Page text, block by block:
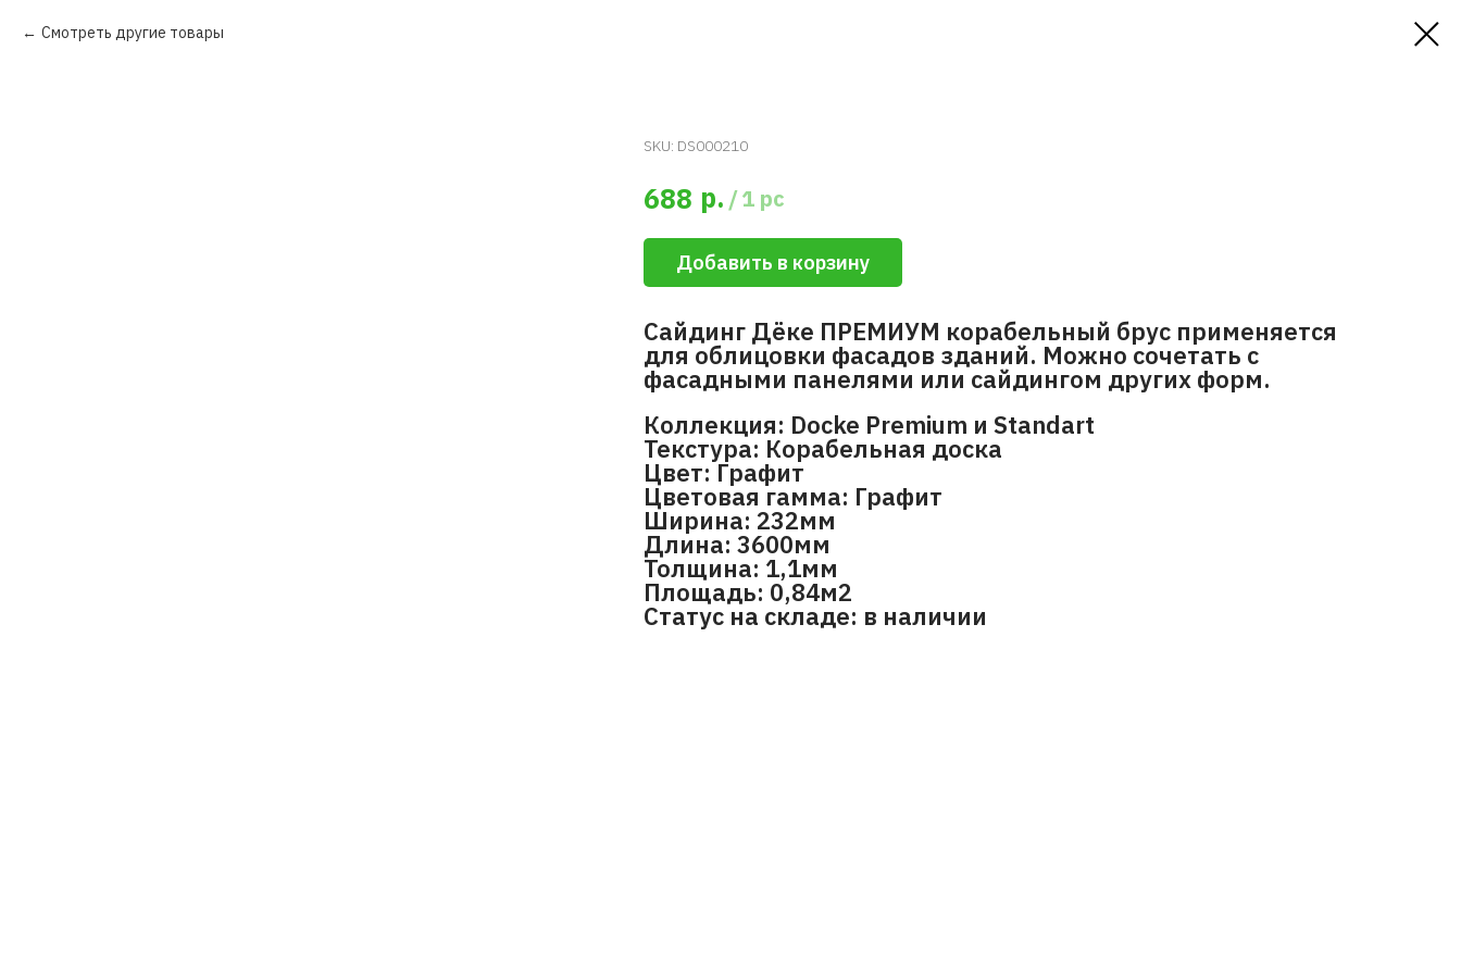
Смотреть другие товары
SKU: DS000210
688 р. /1 pc
Добавить в корзину
Сайдинг Дёке ПРЕМИУМ корабельный брус применяется
для облицовки фасадов зданий. Можно сочетать с
фасадными панелями или сайдингом других форм.
Коллекция: Docke Premium и Standart
Текстура: Корабельная доска
Цвет: Графит
Цветовая гамма: Графит
Ширина: 232мм
Длина: 3600мм
Толщина: 1,1мм
Площадь: 0,84м2
Статус на складе: в наличии